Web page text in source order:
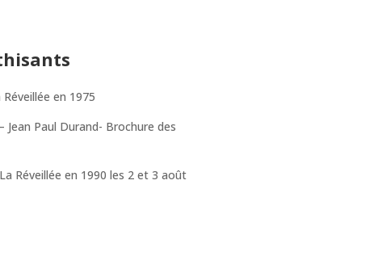
en 1975
– Jean Paul Durand- Brochure des
Réveillée en 1990 les 2 et 3 août